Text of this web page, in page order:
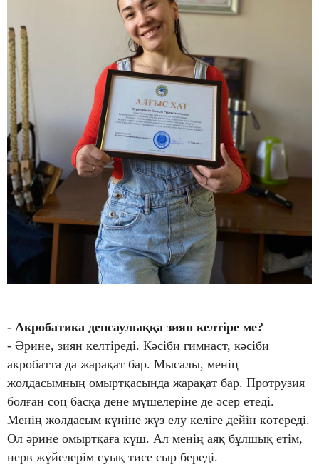
- Акробатика денсаулыққа зиян келтіре ме?
- Әрине, зиян келтіреді. Кәсіби гимнаст, кәсіби
акробатта да жарақат бар. Мысалы, менің
жолдасымның омыртқасында жарақат бар. Протрузия
болған соң басқа дене мүшелеріне де әсер етеді.
Менің жолдасым күніне жүз елу келіге дейін көтереді.
Ол әрине омыртқаға күш. Ал менің аяқ бұлшық етім,
нерв жүйелерім суық тисе сыр береді.